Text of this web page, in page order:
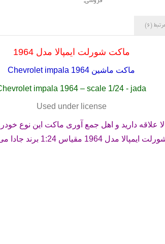
(6)
ماکت شورلت ایمپالا مدل 1964
ماکت ماشین Chevrolet impala 1964
impala 1964 – scale 1/24 - jada
Used under license
علاقه دارید و اهل جمع آوری ماکت این نوع
ایمپالا مدل 1964 مقیاس 1:24 برند جادا می باشد .